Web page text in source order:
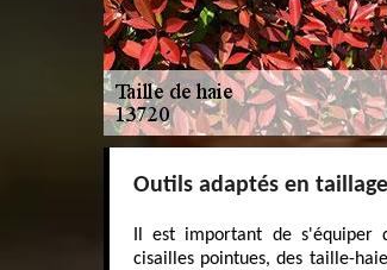
Outils adaptés en
Il est important de s'équiper
cisailles pointues, des taille-